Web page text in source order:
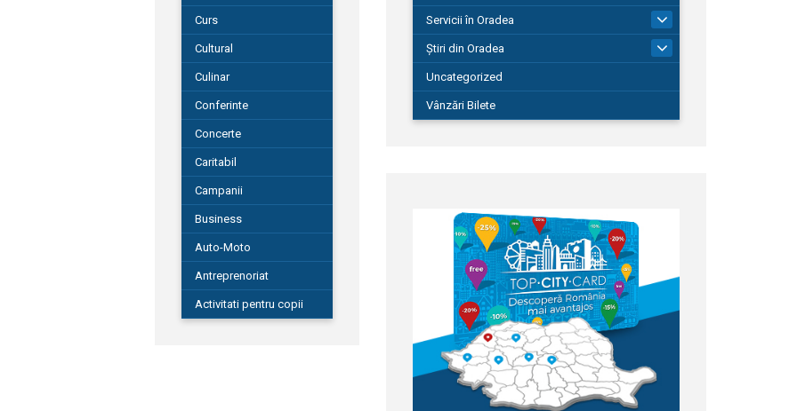
Curs
Cultural
Culinar
Conferinte
Concerte
Caritabil
Campanii
Business
Auto-Moto
Antreprenoriat
Activitati pentru copii
Servicii în Oradea
104
Știri din Oradea
1.127
Uncategorized
Vânzări Bilete